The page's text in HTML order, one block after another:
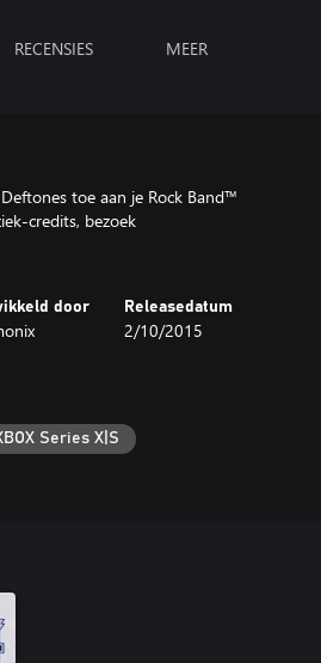
RECENSIES MEER
toe aan je Rock Band™
credits, bezoek
door Releasedatum
2/10/2015
Series X|S